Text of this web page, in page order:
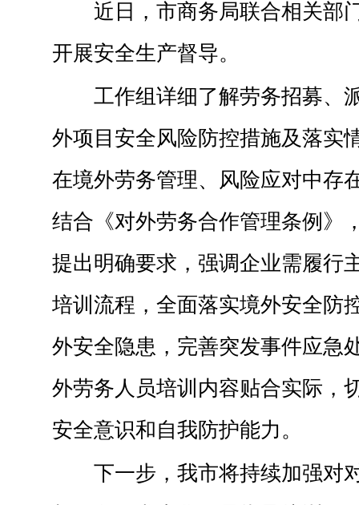
近日，市商务局联合相关部
开展安全生产督导。
工作组详细了解劳务招募、
外项目安全风险防控措施及落实
在境外劳务管理、风险应对中存
结合《对外劳务合作管理条例》
提出明确要求，强调企业需履行
培训流程，全面落实境外安全防
外安全隐患，完善突发事件应急
外劳务人员培训内容贴合实际，
安全意识和自我防护能力。
下一步，我市将持续加强对